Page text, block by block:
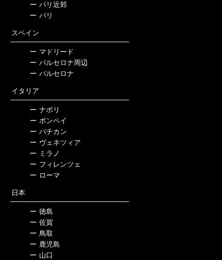
ー パリ近郊
ー パリ
スペイン
ー マドリード
ー バルセロナ周辺
ー バルセロナ
イタリア
ー ナポリ
ー ポンペイ
ー バチカン
ー ヴェネツィア
ー ミラノ
ー フィレンツェ
ー ローマ
日本
ー 徳島
ー 佐賀
ー 鳥取
ー 鹿児島
ー 山口